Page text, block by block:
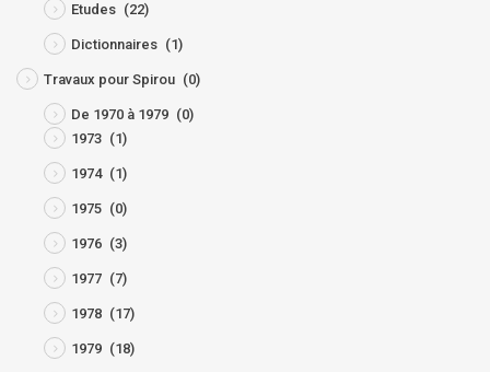
Etudes (22)
Dictionnaires (1)
Travaux pour Spirou (0)
De 1970 à 1979 (0)
1973 (1)
1974 (1)
1975 (0)
1976 (3)
1977 (7)
1978 (17)
1979 (18)